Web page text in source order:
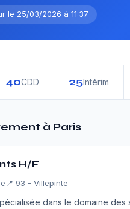
le 25/03/2026 à 11:37
40CDD 25Intérim
à Paris
H/F
📍 93 - Villepinte
dans le domaine des